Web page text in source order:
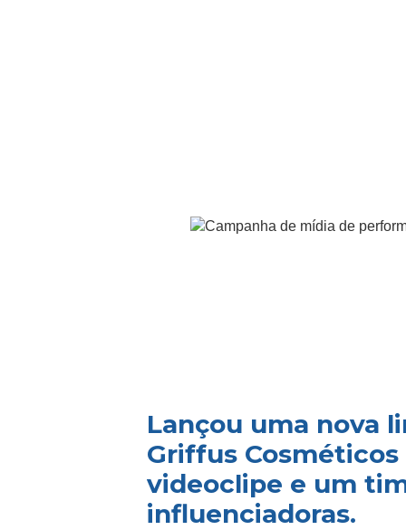
Lançou uma nova
Griffus
videoclipe e um
influenciadoras.